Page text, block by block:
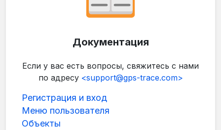
Документация
Если у вас есть вопросы, свяжитесь с нами
по адресу<support@gps-trace.com>
Регистрация и вход
Меню пользователя
Объекты